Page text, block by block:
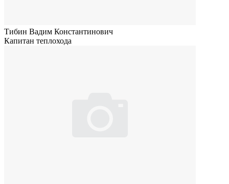
Тибин Вадим Константинович
Капитан теплохода